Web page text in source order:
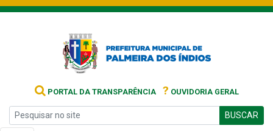
PORTAL DA TRANSPARÊNCIA ? OUVIDORIA GERAL
BUSCAR